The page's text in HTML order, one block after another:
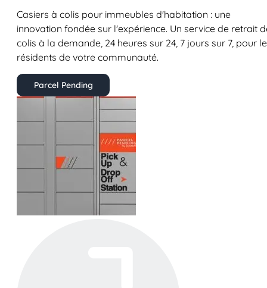
Casiers à colis pour immeubles d'habitation : une
innovation fondée sur l'expérience. Un service de retrait
colis à la demande, 24 heures sur 24, 7 jours sur 7, pour
résidents de votre communauté.
Parcel Pending